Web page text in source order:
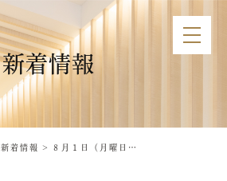
新着情報
新着情報 ８月１日（月曜日）から８月５日（金曜日）までを夏季休診とさせて頂きます。